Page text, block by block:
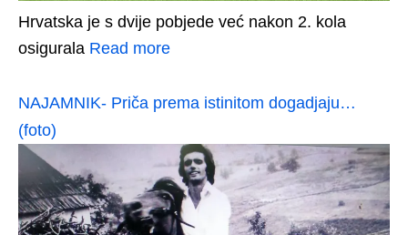
Hrvatska je s dvije pobjede već nakon 2. kola
osigurala Read more
NAJAMNIK- Priča prema istinitom dogadjaju…
(foto)